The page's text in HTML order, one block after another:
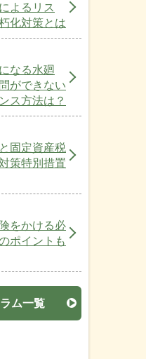
よるリス
化対策とは
なる水廻
ができない
ス方法は？
固定資産税
策特別措置
をかける必
ポイントも
ム一覧